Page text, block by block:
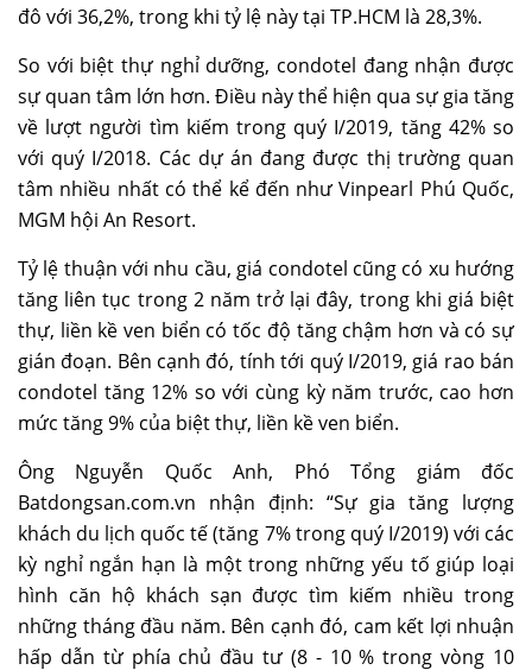
đô với 36,2%, trong khi tỷ lệ này tại TP.HCM là 28,3%.
So với biệt thự nghỉ dưỡng, condotel đang nhận được
sự quan tâm lớn hơn. Điều này thể hiện qua sự gia tăng
về lượt người tìm kiếm trong quý I/2019, tăng 42% so
với quý I/2018. Các dự án đang được thị trường quan
tâm nhiều nhất có thể kể đến như Vinpearl Phú Quốc,
MGM hội An Resort.
Tỷ lệ thuận với nhu cầu, giá condotel cũng có xu hướng
tăng liên tục trong 2 năm trở lại đây, trong khi giá biệt
thự, liền kề ven biển có tốc độ tăng chậm hơn và có sự
gián đoạn. Bên cạnh đó, tính tới quý I/2019, giá rao bán
condotel tăng 12% so với cùng kỳ năm trước, cao hơn
mức tăng 9% của biệt thự, liền kề ven biển.
Ông Nguyễn Quốc Anh, Phó Tổng giám đốc
Batdongsan.com.vn nhận định: “Sự gia tăng lượng
khách du lịch quốc tế (tăng 7% trong quý I/2019) với các
kỳ nghỉ ngắn hạn là một trong những yếu tố giúp loại
hình căn hộ khách sạn được tìm kiếm nhiều trong
những tháng đầu năm. Bên cạnh đó, cam kết lợi nhuận
hấp dẫn từ phía chủ đầu tư (8 - 10 % trong vòng 10